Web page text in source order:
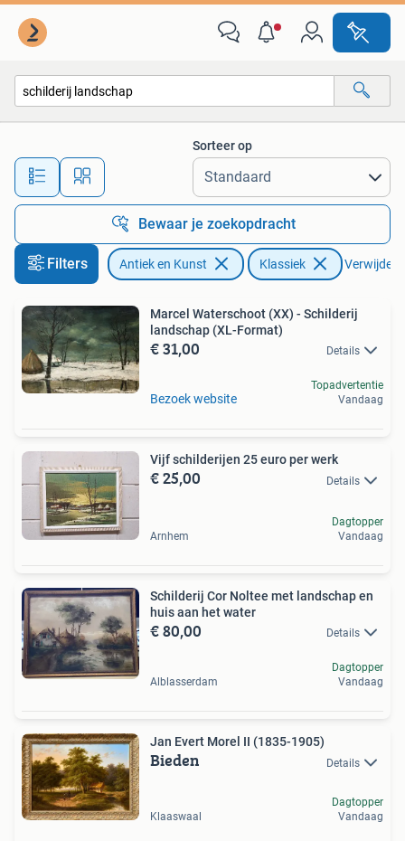
Alle afstanden…
Sorteer op
Bewaar je zoekopdracht
Filters Antiek en Kunst Klassiek Verwijder
Marcel Waterschoot (XX) - Schilderij
landschap (XL-Format)
€ 31,00 Details
Bezoek website
Topadvertentie
Vandaag
Vijf schilderijen 25 euro per werk
€ 25,00 Details
Arnhem
Dagtopper
Vandaag
Schilderij Cor Noltee met landschap en
huis aan het water
€ 80,00 Details
Alblasserdam
Dagtopper
Vandaag
Jan Evert Morel II (1835-1905)
Bieden Details
Klaaswaal
Dagtopper
Vandaag